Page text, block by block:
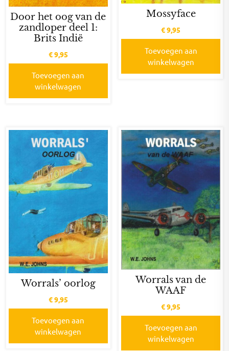
Door het oog van de
zandloper deel 1:
Brits Indië
€9,95
Toevoegen aan
winkelwagen
Mossyface
€9,95
Toevoegen aan
winkelwagen
Worrals’ oorlog
€9,95
Toevoegen aan
winkelwagen
Worrals van de
WAAF
€9,95
Toevoegen aan
winkelwagen